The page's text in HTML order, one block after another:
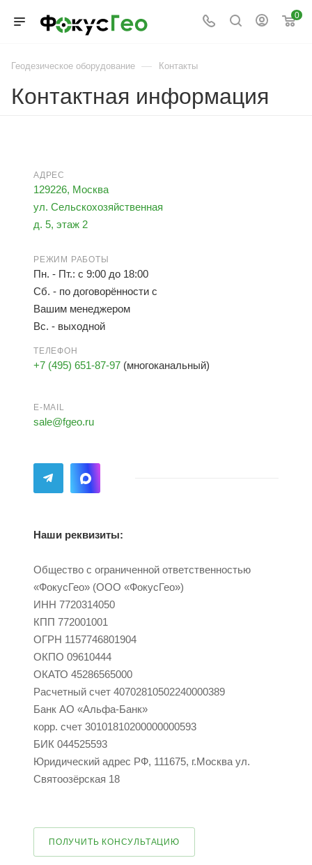
0
Геодезическое оборудование — Контакты
Контактная информация
АДРЕС
129226, Москва
ул. Сельскохозяйственная
д. 5, этаж 2
РЕЖИМ РАБОТЫ
Пн. - Пт.: с 9:00 до 18:00
Сб. - по договорённости с
Вашим менеджером
Вс. - выходной
ТЕЛЕФОН
+7 (495) 651-87-97 (многоканальный)
E-MAIL
sale@fgeo.ru
Наши реквизиты:
Общество с ограниченной ответственностью
«ФокусГео» (ООО «ФокусГео»)
ИНН 7720314050
КПП 772001001
ОГРН 1157746801904
ОКПО 09610444
ОКАТО 45286565000
Расчетный счет 40702810502240000389
Банк АО «Альфа-Банк»
корр. счет 30101810200000000593
БИК 044525593
Юридический адрес РФ, 111675, г.Москва ул.
Святоозёрская 18
ПОЛУЧИТЬ КОНСУЛЬТАЦИЮ